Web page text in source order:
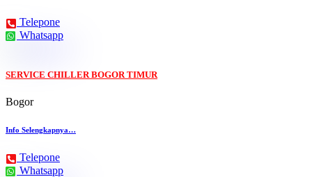
Telepone
Whatsapp
SERVICE CHILLER BOGOR TIMUR
Bogor
Info Selengkapnya…
Telepone
Whatsapp